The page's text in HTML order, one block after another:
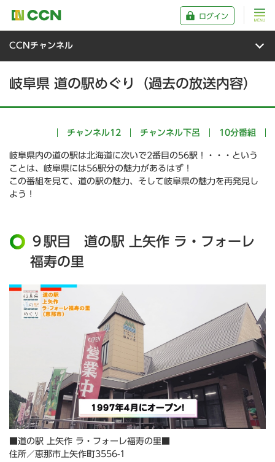
ログイン
CCNチャンネル
岐阜県 道の駅めぐり（過去の放送内容）
チャンネル12 チャンネル下呂 10分番組
岐阜県内の道の駅は北海道に次いで2番目の56駅！・・・という
ことは、岐阜県には56駅分の魅力があるはず！
この番組を見て、道の駅の魅力、そして岐阜県の魅力を再発見し
よう！
９駅目 道の駅 上矢作 ラ・フォーレ
福寿の里
■道の駅 上矢作 ラ・フォーレ福寿の里■
住所／恵那市上矢作町3556-1